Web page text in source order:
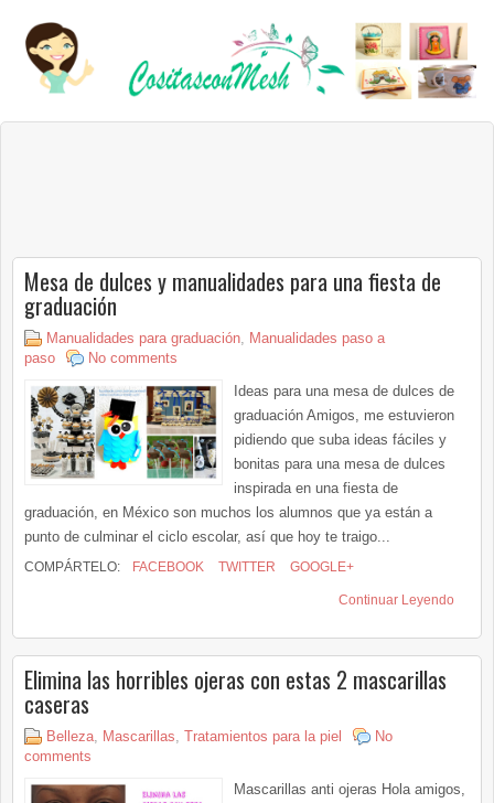
Mesa de dulces y manualidades para una fiesta de
graduación
Manualidades para graduación Manualidades paso a
paso
No comments
Ideas para una mesa de dulces de
graduación Amigos, me estuvieron
pidiendo que suba ideas fáciles y
bonitas para una mesa de dulces
inspirada en una fiesta de
graduación, en México son muchos los alumnos que ya están a
punto de culminar el ciclo escolar, así que hoy te traigo...
COMPÁRTELO: FACEBOOK TWITTER GOOGLE+
Continuar Leyendo
Elimina las horribles ojeras con estas 2 mascarillas
caseras
Belleza Mascarillas Tratamientos para la piel
No
comments
Mascarillas anti ojeras Hola amigos,